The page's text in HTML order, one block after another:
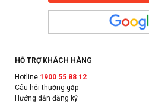
HỖ TRỢ KHÁCH HÀNG
Hotline 1900 55 88 12
Câu hỏi thường gặp
Hướng dẫn đăng ký